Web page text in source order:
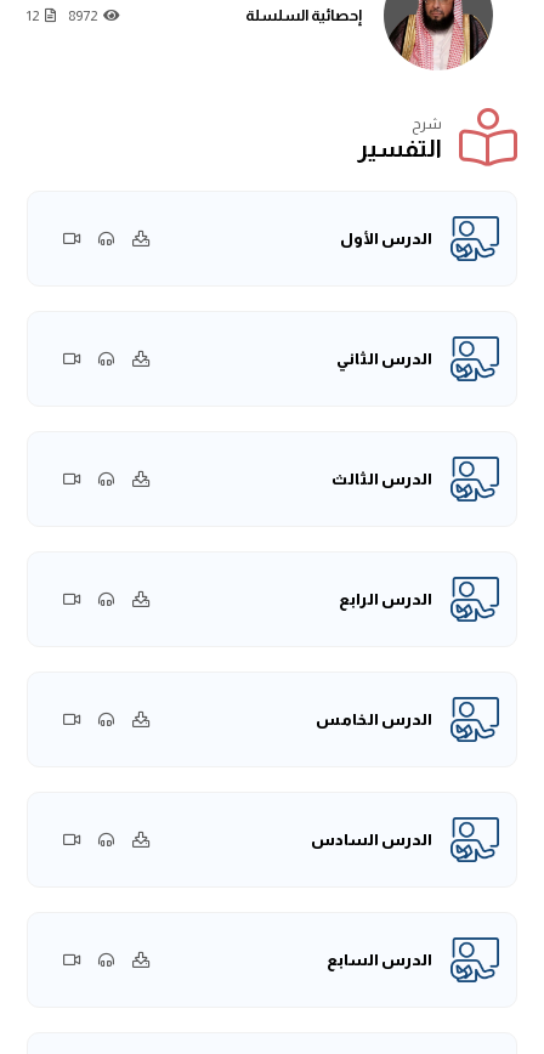
إحصائية السلسلة 8972
12
شرح
التفسير
الدرس الأول
الدرس الثاني
الدرس الثالث
الدرس الرابع
الدرس الخامس
الدرس السادس
الدرس السابع